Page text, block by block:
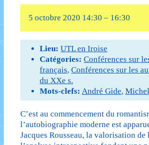
5 octobre 2020 14:30 – 16:30
Lieu: UTL en Iroise
Catégories: Conférences sur
français, Conférences sur les
du XXe s.
Mots-clefs: André Gide,
C’est au commencement du
l’autobiographie moderne est
Jacques Rousseau, la valorisation de